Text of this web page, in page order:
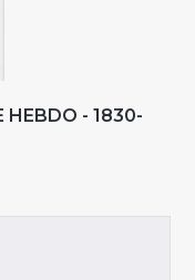
HEBDO - 1830-